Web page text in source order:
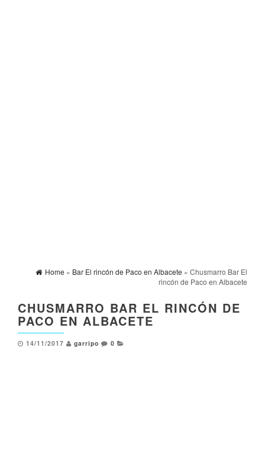
Home » Bar El rincón de Paco en Albacete » Chusmarro Bar El
rincón de Paco en Albacete
CHUSMARRO BAR EL RINCÓN DE
PACO EN ALBACETE
14/11/2017 garripo 0